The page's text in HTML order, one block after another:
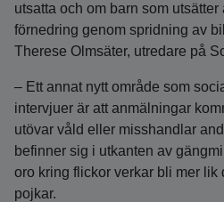
utsatta och om barn som
förnedring genom spridning av
Therese Olmsäter, utredare på
– Ett annat nytt område som
intervjuer är att anmälningar
utövar våld eller misshandlar
befinner sig i utkanten av
oro kring flickor verkar bli mer lik
pojkar.